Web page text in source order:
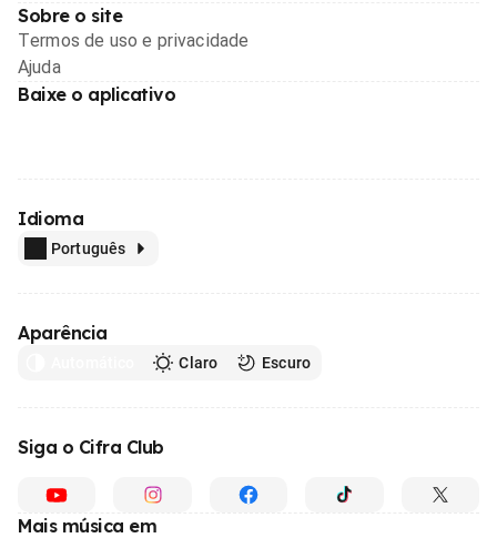
Sobre o site
Termos de uso e privacidade
Ajuda
Baixe o aplicativo
Idioma
Português
Aparência
Claro Escuro
Siga o Cifra Club
Mais música em